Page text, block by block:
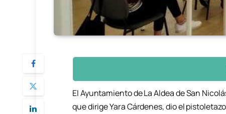
El Ayuntamiento de La Aldea de San
que dirige Yara Cárdenes, dio el